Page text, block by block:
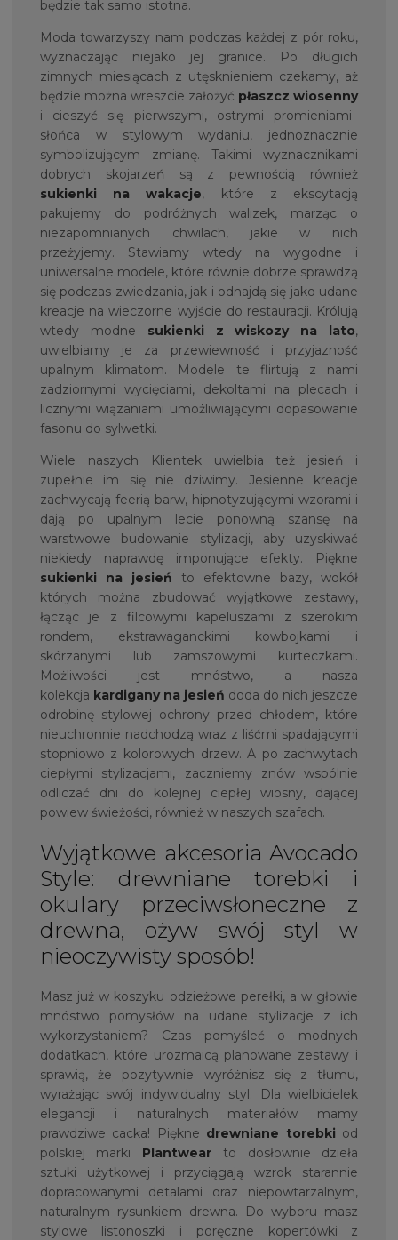
będzie tak samo istotna.
Moda towarzyszy nam podczas każdej z pór roku,
wyznaczając niejako jej granice. Po długich
zimnych miesiącach z utęsknieniem czekamy, aż
będzie można wreszcie założyć płaszcz wiosenny
i cieszyć się pierwszymi, ostrymi promieniami
słońca w stylowym wydaniu, jednoznacznie
symbolizującym zmianę. Takimi wyznacznikami
dobrych skojarzeń są z pewnością również
sukienki na wakacje, które z ekscytacją
pakujemy do podróżnych walizek, marząc o
niezapomnianych chwilach, jakie w nich
przeżyjemy. Stawiamy wtedy na wygodne i
uniwersalne modele, które równie dobrze sprawdzą
się podczas zwiedzania, jak i odnajdą się jako udane
kreacje na wieczorne wyjście do restauracji. Królują
wtedy modne sukienki z wiskozy na lato,
uwielbiamy je za przewiewność i przyjazność
upalnym klimatom. Modele te flirtują z nami
zadziornymi wycięciami, dekoltami na plecach i
licznymi wiązaniami umożliwiającymi dopasowanie
fasonu do sylwetki.
Wiele naszych Klientek uwielbia też jesień i
zupełnie im się nie dziwimy. Jesienne kreacje
zachwycają feerią barw, hipnotyzującymi wzorami i
dają po upalnym lecie ponowną szansę na
warstwowe budowanie stylizacji, aby uzyskiwać
niekiedy naprawdę imponujące efekty. Piękne
sukienki na jesień to efektowne bazy, wokół
których można zbudować wyjątkowe zestawy,
łącząc je z filcowymi kapeluszami z szerokim
rondem, ekstrawaganckimi kowbojkami i
skórzanymi lub zamszowymi kurteczkami.
Możliwości jest mnóstwo, a nasza
kolekcja kardigany na jesień doda do nich jeszcze
odrobinę stylowej ochrony przed chłodem, które
nieuchronnie nadchodzą wraz z liśćmi spadającymi
stopniowo z kolorowych drzew. A po zachwytach
ciepłymi stylizacjami, zaczniemy znów wspólnie
odliczać dni do kolejnej ciepłej wiosny, dającej
powiew świeżości, również w naszych szafach.
Wyjątkowe akcesoria Avocado
Style: drewniane torebki i
okulary przeciwsłoneczne z
drewna, ożyw swój styl w
nieoczywisty sposób!
Masz już w koszyku odzieżowe perełki, a w głowie
mnóstwo pomysłów na udane stylizacje z ich
wykorzystaniem? Czas pomyśleć o modnych
dodatkach, które urozmaicą planowane zestawy i
sprawią, że pozytywnie wyróżnisz się z tłumu,
wyrażając swój indywidualny styl. Dla wielbicielek
elegancji i naturalnych materiałów mamy
prawdziwe cacka! Piękne drewniane torebki od
polskiej marki Plantwear to dosłownie dzieła
sztuki użytkowej i przyciągają wzrok starannie
dopracowanymi detalami oraz niepowtarzalnym,
naturalnym rysunkiem drewna. Do wyboru masz
stylowe listonoszki i poręczne kopertówki z